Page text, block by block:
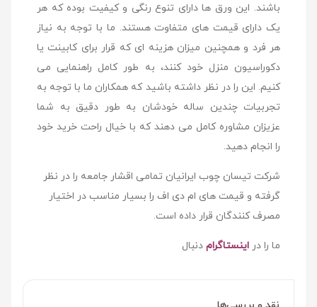
باشند. این ورق ها دارای تنوع رنگی و کیفیت بوده که هر
یک دارای قیمت های متفاوت هستند. ما با توجه به نیاز
هر فرد و همچنین میزان هزینه ای که قرار برای کابینت یا
دکوراسیون منزل خود کنند، به طور کامل راهنمایی می
کنیم. این را در نظر داشته باشید که همکاران ما با توجه به
تجربیات چندین ساله خودشان به طور دقیق به شما
عزیزان مشاوره کامل می دهند که با خیال راحت خرید خود
را انجام دهید.
شرکت تیسان چوب ایرانیان تمامی اقشار جامعه را در نظر
گرفته و قیمت های ام دی اف را بسیار مناسب در اختیار
مصرف کنندگان قرار داده است.
ما را در اینستاگرام دنبال